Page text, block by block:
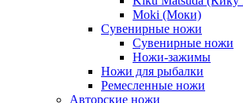
Moki (Моки)
Сувенирные ножи
Сувенирные ножи
Ножи-зажимы
Ножи для рыбалки
Ремесленные ножи
Авторские ножи